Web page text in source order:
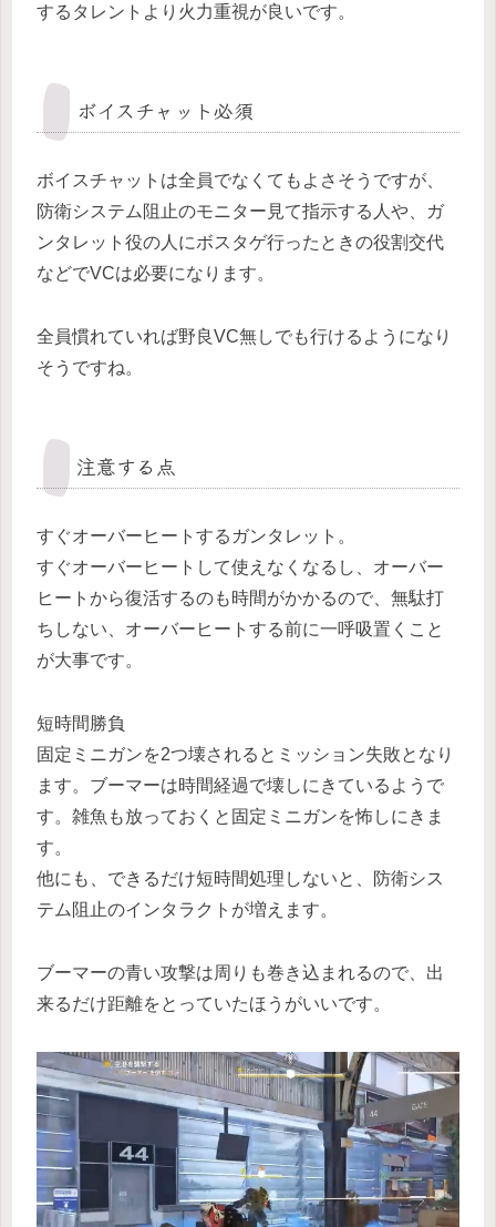
するタレントより火力重視が良いです。
ボイスチャット必須
ボイスチャットは全員でなくてもよさそうですが、
防衛システム阻止のモニター見て指示する人や、ガ
ンタレット役の人にボスタゲ行ったときの役割交代
などでVCは必要になります。
全員慣れていれば野良VC無しでも行けるようになり
そうですね。
注意する点
すぐオーバーヒートするガンタレット。
すぐオーバーヒートして使えなくなるし、オーバー
ヒートから復活するのも時間がかかるので、無駄打
ちしない、オーバーヒートする前に一呼吸置くこと
が大事です。
短時間勝負
固定ミニガンを2つ壊されるとミッション失敗となり
ます。ブーマーは時間経過で壊しにきているようで
す。雑魚も放っておくと固定ミニガンを怖しにきま
す。
他にも、できるだけ短時間処理しないと、防衛シス
テム阻止のインタラクトが増えます。
ブーマーの青い攻撃は周りも巻き込まれるので、出
来るだけ距離をとっていたほうがいいです。